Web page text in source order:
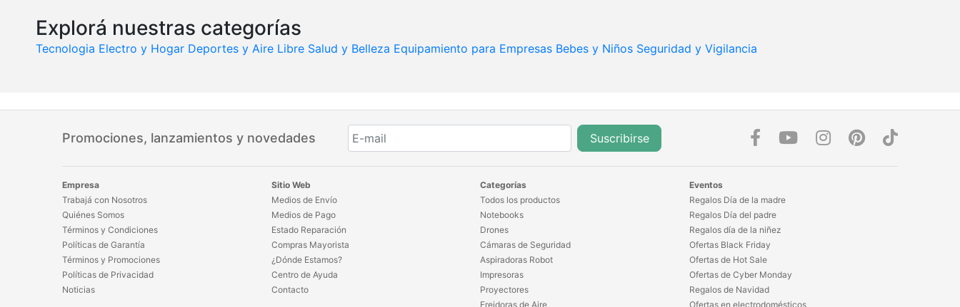
Explorá nuestras categorías
Tecnologia Electro y Hogar Deportes y Aire Libre Salud y Belleza Equipamiento para Empresas Bebes y Niños Seguridad y Vigilancia
Promociones, lanzamientos y novedades Suscribirse
Empresa
Trabajá con Nosotros
Quiénes Somos
Términos y Condiciones
Políticas de Garantía
Términos y Promociones
Políticas de Privacidad
Noticias
Sitio Web
Medios de Envío
Medios de Pago
Estado Reparación
Compras Mayorista
¿Dónde Estamos?
Centro de Ayuda
Contacto
Categorías
Todos los productos
Notebooks
Drones
Cámaras de Seguridad
Aspiradoras Robot
Impresoras
Proyectores
Freidoras de Aire
Eventos
Regalos Día de la madre
Regalos Día del padre
Regalos día de la niñez
Ofertas Black Friday
Ofertas de Hot Sale
Ofertas de Cyber Monday
Regalos de Navidad
Ofertas en electrodomésticos